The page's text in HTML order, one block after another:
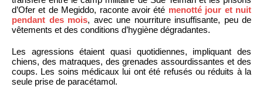
d’Ofer et de Megiddo, raconte avoir été menotté jour et nuit
pendant des mois, avec une nourriture insuffisante, peu de
vêtements et des conditions d’hygiène dégradantes.
Les agressions étaient quasi quotidiennes, impliquant des
chiens, des matraques, des grenades assourdissantes et des
coups. Les soins médicaux lui ont été refusés ou réduits à la
seule prise de paracétamol.